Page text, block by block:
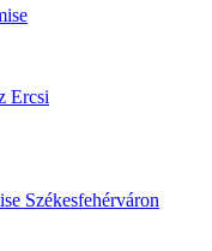
Ercsi
Székesfehérváron